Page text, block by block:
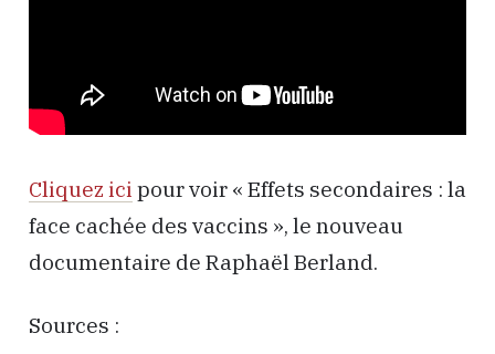
Cliquez ici pour voir « Effets secondaires : la
face cachée des vaccins », le nouveau
documentaire de Raphaël Berland.
Sources :